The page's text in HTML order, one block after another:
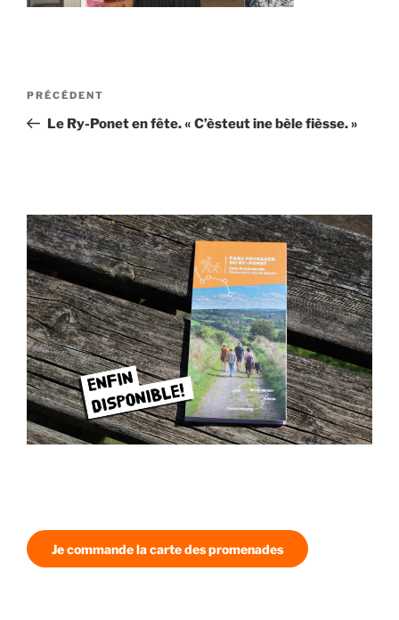
Navigation
l’article
Article
précédent
PRÉCÉDENT
Le Ry-Ponet en fête. « C’èsteut ine bèle fièsse. »
Je commande la carte des promenades